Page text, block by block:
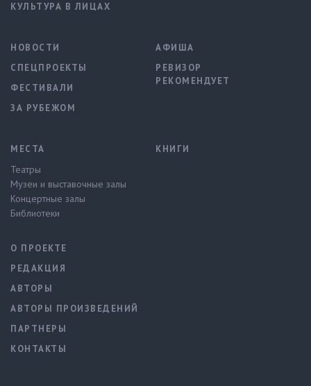
КУЛЬТУРА В ЛИЦАХ
НОВОСТИ
СПЕЦПРОЕКТЫ
ФЕСТИВАЛИ
ЗА РУБЕЖОМ
АФИША
РЕВИЗОР
РЕКОМЕНДУЕТ
МЕСТА
Театры
Музеи и выставочные залы
Концертные залы
Библиотеки
КНИГИ
О ПРОЕКТЕ
РЕДАКЦИЯ
АВТОРЫ
АВТОРЫ ПРОИЗВЕДЕНИЙ
ПАРТНЕРЫ
КОНТАКТЫ